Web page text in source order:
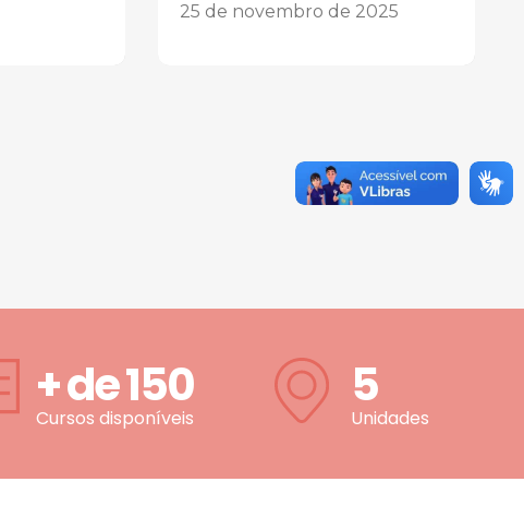
25 de novembro de 2025
+ de150
Cursos disponíveis
5
Unidades